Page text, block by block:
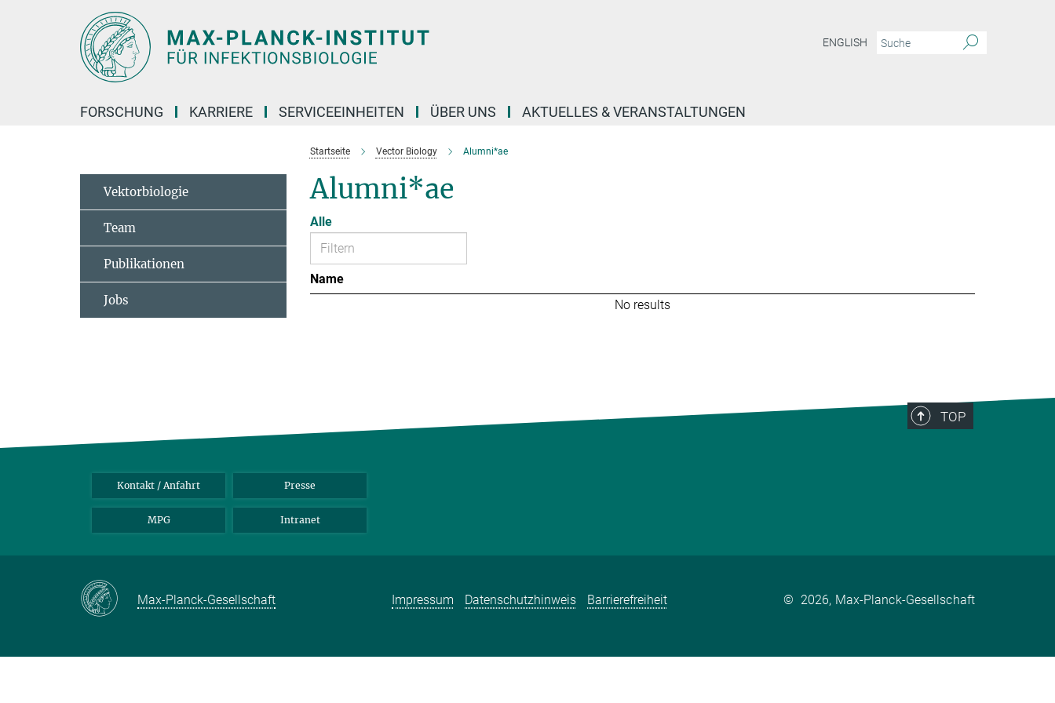
ENGLISH
FORSCHUNG KARRIERE SERVICEEINHEITEN ÜBER UNS AKTUELLES & VERANSTALTUNGEN
Startseite Vector Biology Alumni*ae
Alumni*ae
Alle
Name
No results
Vektorbiologie
Team
Publikationen
Jobs
TOP
Kontakt / Anfahrt Presse
MPG Intranet
Max-Planck-Gesellschaft Impressum Datenschutzhinweis Barrierefreiheit © 2026, Max-Planck-Gesellschaft